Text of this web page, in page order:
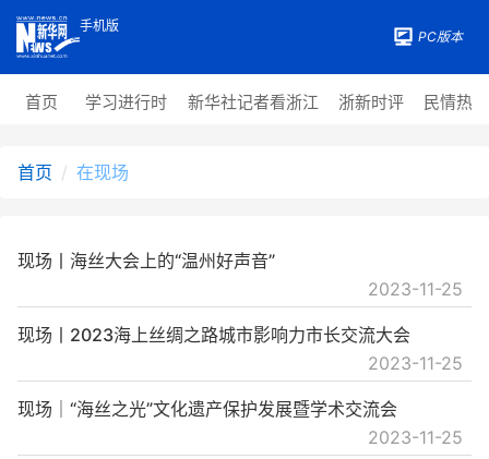
手机版
PC版本
首页 学习进行时 新华社记者看浙江 浙新时评 民情热线
首页 在现场
2023-11-25
现场丨海丝大会上的“温州好声音”
2023-11-25
现场丨2023海上丝绸之路城市影响力市长交流大会
2023-11-25
现场｜“海丝之光”文化遗产保护发展暨学术交流会